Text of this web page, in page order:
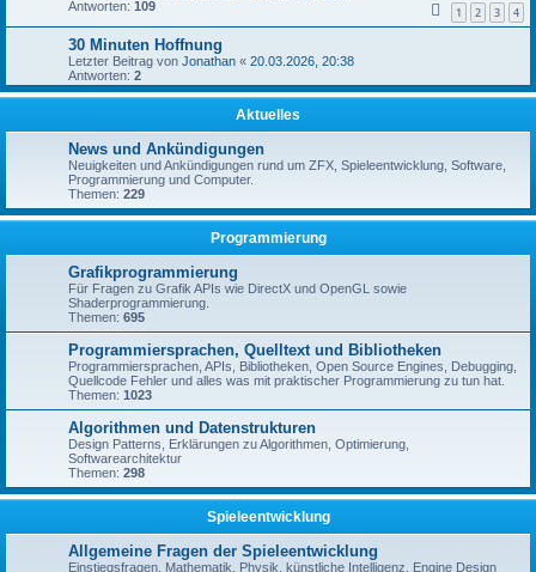
Antworten: 109 1 2 3 4
30 Minuten Hoffnung
Letzter Beitrag von Jonathan « 20.03.2026, 20:38
Antworten: 2
Aktuelles
News und Ankündigungen
Neuigkeiten und Ankündigungen rund um ZFX, Spieleentwicklung, Software,
Programmierung und Computer.
Themen: 229
Programmierung
Grafikprogrammierung
Für Fragen zu Grafik APIs wie DirectX und OpenGL sowie
Shaderprogrammierung.
Themen: 695
Programmiersprachen, Quelltext und Bibliotheken
Programmiersprachen, APIs, Bibliotheken, Open Source Engines, Debugging,
Quellcode Fehler und alles was mit praktischer Programmierung zu tun hat.
Themen: 1023
Algorithmen und Datenstrukturen
Design Patterns, Erklärungen zu Algorithmen, Optimierung,
Softwarearchitektur
Themen: 298
Spieleentwicklung
Allgemeine Fragen der Spieleentwicklung
Einstiegsfragen, Mathematik, Physik, künstliche Intelligenz, Engine Design